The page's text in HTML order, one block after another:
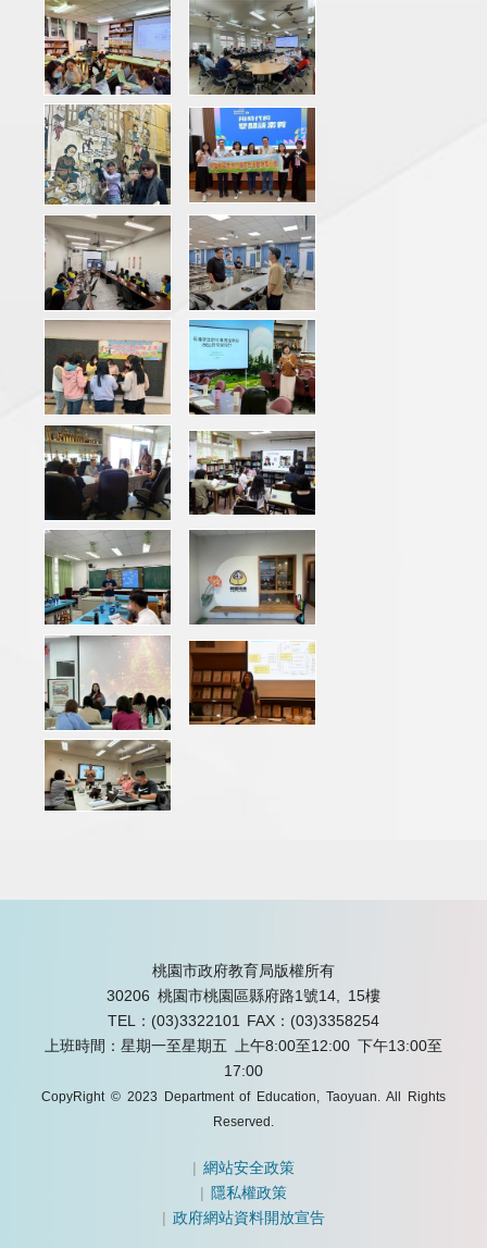
桃園市政府教育局版權所有
30206 桃園市桃園區縣府路1號14, 15樓
TEL：(03)3322101
FAX：(03)3358254
上班時間：星期一至星期五 上午8:00至12:00 下午13:00至
17:00
CopyRight © 2023 Department of Education, Taoyuan. All Rights
Reserved.
|網站安全政策
| 隱私權政策
|政府網站資料開放宣告